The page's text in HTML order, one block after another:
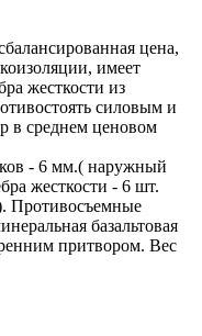
цена,
имеет
жесткости из
силовым и
в среднем ценовом
- 6 мм.( наружный
жесткости - 6 шт.
Противосъемные
базальтовая
притвором. Вес